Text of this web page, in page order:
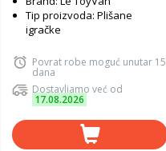
Tip proizvoda: Plišane
igračke
Povrat robe moguć unutar 15
dana
Dostavljamo već od
17.08.2026